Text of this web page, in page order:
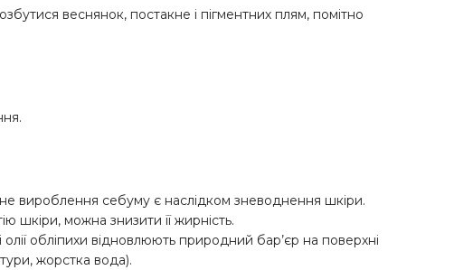
веснянок, постакне і пігментних плям, помітно
вироблення себуму є наслідком зневоднення шкіри.
шкіри, можна знизити її жирність.
обліпихи відновлюють природний бар’єр на поверхні
жорстка вода).